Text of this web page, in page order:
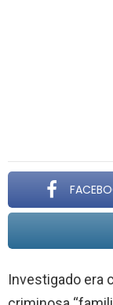
Investigado era